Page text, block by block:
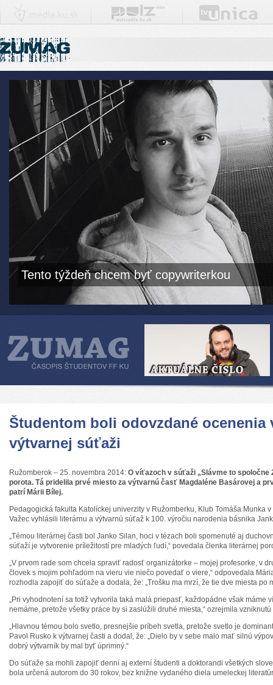
Tento týždeň chcem byť copywriterkou
Študentom boli odovzdané ocenenia
výtvarnej súťaži
Ružomberok – 25. novembra 2014: O víťazoch v súťaži „Slávme to spoločne
porota. Tá pridelila prvé miesto za výtvarnú časť Magdaléne Basárovej a
patrí Márii Bílej.
Pedagogická fakulta Katolíckej univerzity v Ružomberku, Klub Tomáša Munka
Važec vyhlásili literárnu a výtvarnú súťaž k 100. výročiu narodenia básnika
„Témou literárnej časti bol Janko Silan, hoci v tézach boli spomenuté aj
súťaží je vytvorenie príležitostí pre mladých ľudí,“ povedala členka literárnej
„V prvom rade som chcela spraviť radosť organizátorke – mojej profesorke, v
človek s mojim pohľadom na vieru vie niečo povedať o viere,“ odpovedala
rozhodla zapojiť do súťaže a dodala, že: „Trošku ma mrzí, že tie dve miesta po
„Pri vyhodnotení sa totiž vytvorila taká malá priepasť, každopádne však máme
nemáme, pretože všetky práce by si zaslúžili druhé miesta,“ ozrejmila
„Hlavnou témou bolo svetlo, presnejšie príbeh svetla, pretože svetlo je
Pavol Rusko k výtvarnej časti a dodal, že: „Dielo by v sebe malo mať silnú
dobrý výtvarník by mal byť úprimný.“
Do súťaže sa mohli zapojiť denní aj externí študenti a doktorandi všetkých
bola určená autorom do 30 rokov, bez knižne vydaného diela umeleckej